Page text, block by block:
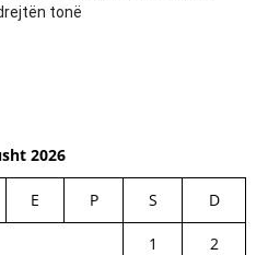
tonë
2026
E P S D
1
2